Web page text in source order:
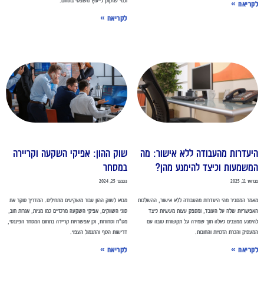
»
לקריאה »
מהעבודה ללא אישור: מה
וכיצד להימנע מהן?
11, 2025
המסביר מהי היעדרות מהעבודה ללא אישור, ההשלכות
שלה על העובד, ומספק עצות מעשיות כיצד
ממצבים כאלה תוך שמירה על תקשורת טובה עם
והכרת הזכויות והחובות.
»
שוק ההון: אפיקי השקעה וקריירה
במסחר
נובמבר 25, 2024
מבוא לשוק ההון עבור משקיעים מתחילים. המדריך סוקר את
סוגי השווקים, אפיקי השקעה מרכזיים כמו מניות, אגרות חוב,
מט"ח וסחורות, וכן אפשרויות קריירה בתחום המסחר הפיננסי,
דרישות הסף והתגמול הצפוי.
לקריאה »